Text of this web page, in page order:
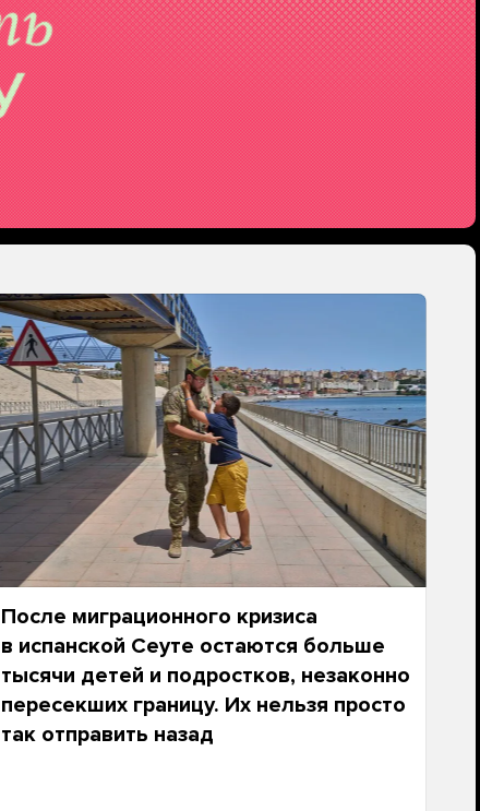
После миграционного кризиса
в испанской Сеуте остаются больше
тысячи детей и подростков, незаконно
пересекших границу. Их нельзя просто
так отправить назад